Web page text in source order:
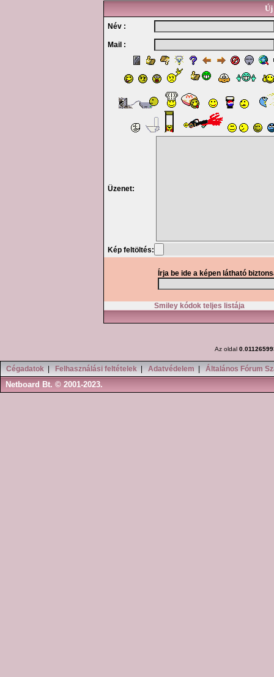
Új
Név :
Mail :
Üzenet:
Kép feltöltés:
Írja be ide a képen látható
Smiley kódok teljes listája
Az oldal
Cégadatok Felhasználási feltételek Adatvédelem Általános Fórum
Netboard Bt. © 2001-2023.